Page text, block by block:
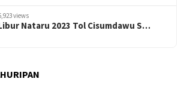
views
Nataru 2023 Tol Cisumdawu S…